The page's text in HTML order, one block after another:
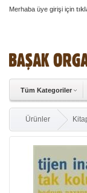
Merhaba üye girişi için
Tüm Kategoriler
Ürünler